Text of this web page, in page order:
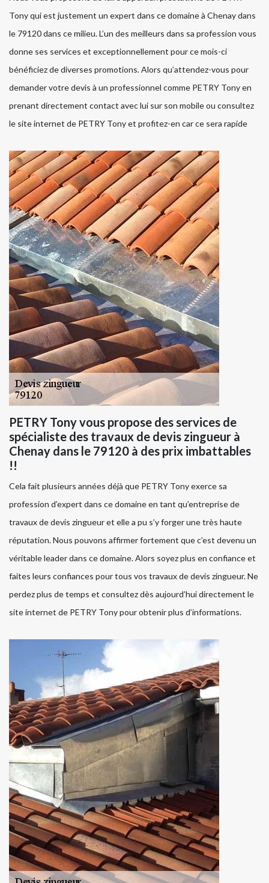
Tony qui est justement un expert dans ce domaine à Chenay dans
le 79120 dans ce milieu. L’un des meilleurs dans sa profession vous
donne ses services et exceptionnellement pour ce mois-ci
bénéficiez de diverses promotions. Alors qu’attendez-vous pour
demander votre devis à un professionnel comme PETRY Tony en
prenant directement contact avec lui sur son mobile ou consultez
le site internet de PETRY Tony et profitez-en car ce sera rapide
PETRY Tony vous propose des services de
spécialiste des travaux de devis zingueur à
Chenay dans le 79120 à des prix imbattables
!!
Cela fait plusieurs années déjà que PETRY Tony exerce sa
profession d’expert dans ce domaine en tant qu’entreprise de
travaux de devis zingueur et elle a pu s’y forger une très haute
réputation. Nous pouvons affirmer fortement que c’est devenu un
véritable leader dans ce domaine. Alors soyez plus en confiance et
faites leurs confiances pour tous vos travaux de devis zingueur. Ne
perdez plus de temps et consultez dès aujourd’hui directement le
site internet de PETRY Tony pour obtenir plus d’informations.